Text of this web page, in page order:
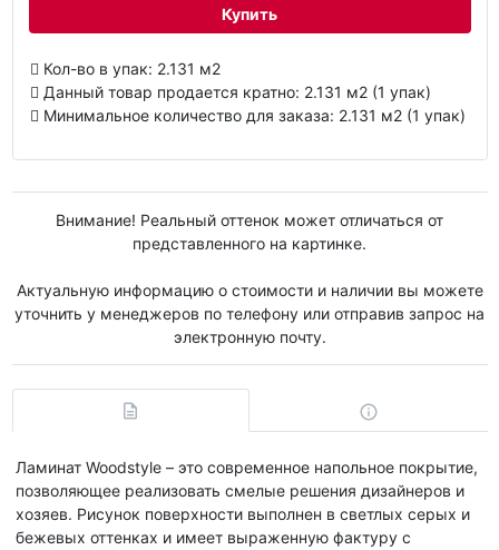
Купить
Кол-во в упак: 2.131 м2
Данный товар продается кратно: 2.131 м2 (1 упак)
Минимальное количество для заказа: 2.131 м2 (1 упак)
Внимание! Реальный оттенок может отличаться от
представленного на картинке.
Актуальную информацию о стоимости и наличии вы можете
уточнить у менеджеров по телефону или отправив запрос на
электронную почту.
Ламинат Woodstyle – это современное напольное покрытие,
позволяющее реализовать смелые решения дизайнеров и
хозяев. Рисунок поверхности выполнен в светлых серых и
бежевых оттенках и имеет выраженную фактуру с